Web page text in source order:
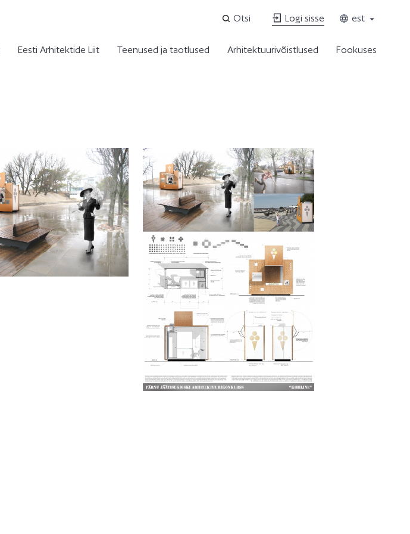
Otsi Logi sisse est
Eesti Arhitektide Liit Teenused ja taotlused Arhitektuurivõistlused Fookuses